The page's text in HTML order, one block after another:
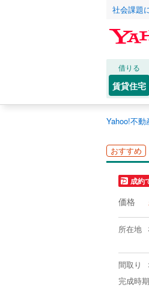
社会課題
借りる
賃貸住宅
Yahoo!不動
おすすめ
成約
価格
所在地
間取り
完成時期